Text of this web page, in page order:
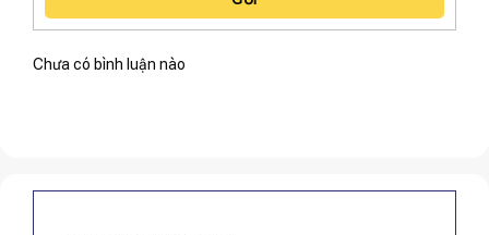
Chưa có bình luận nào